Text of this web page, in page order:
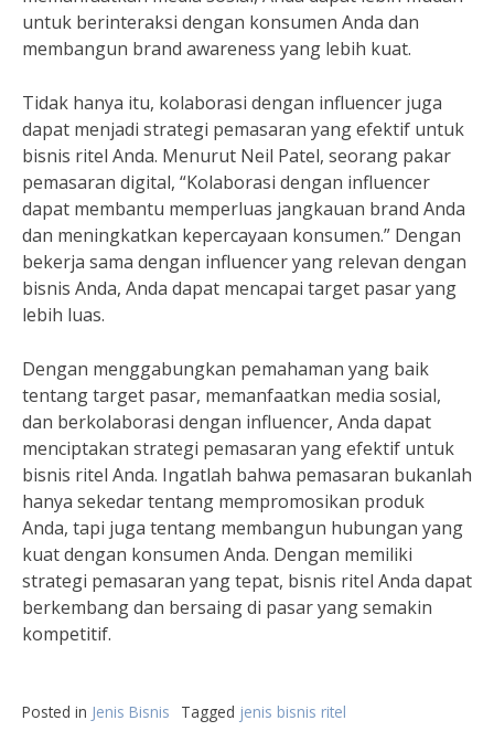
untuk berinteraksi dengan konsumen Anda dan
membangun brand awareness yang lebih kuat.
Tidak hanya itu, kolaborasi dengan influencer juga
dapat menjadi strategi pemasaran yang efektif untuk
bisnis ritel Anda. Menurut Neil Patel, seorang pakar
pemasaran digital, “Kolaborasi dengan influencer
dapat membantu memperluas jangkauan brand Anda
dan meningkatkan kepercayaan konsumen.” Dengan
bekerja sama dengan influencer yang relevan dengan
bisnis Anda, Anda dapat mencapai target pasar yang
lebih luas.
Dengan menggabungkan pemahaman yang baik
tentang target pasar, memanfaatkan media sosial,
dan berkolaborasi dengan influencer, Anda dapat
menciptakan strategi pemasaran yang efektif untuk
bisnis ritel Anda. Ingatlah bahwa pemasaran bukanlah
hanya sekedar tentang mempromosikan produk
Anda, tapi juga tentang membangun hubungan yang
kuat dengan konsumen Anda. Dengan memiliki
strategi pemasaran yang tepat, bisnis ritel Anda dapat
berkembang dan bersaing di pasar yang semakin
kompetitif.
Posted in Jenis Bisnis Tagged jenis bisnis ritel